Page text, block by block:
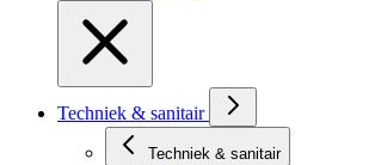
Techniek & sanitair
Techniek & sanitair